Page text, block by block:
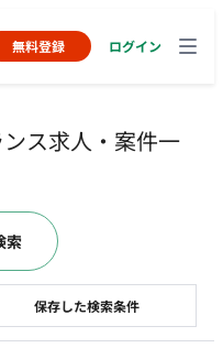
無料登録 ログイン
ス求人・案件一
保存した検索条件
索